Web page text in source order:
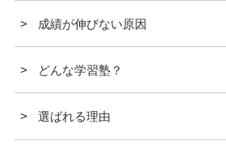
成績が伸びない原因
どんな学習塾？
選ばれる理由